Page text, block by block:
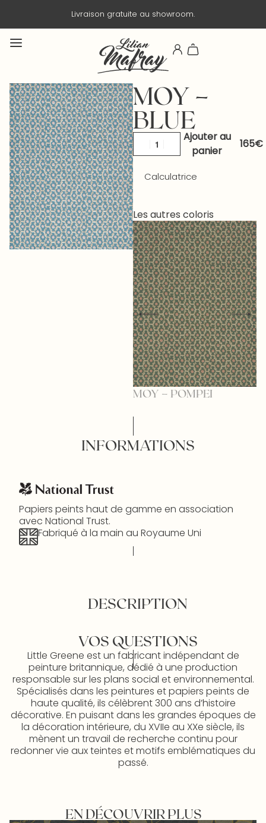
Livraison gratuite au showroom.
MOY –
BLUE
Ajouter au
panier
Calculatrice
Les autres coloris
MOY – POMPEI
INFORMATIONS
Papiers peints haut de gamme en association
avec National Trust.
Fabriqué à la main au Royaume Uni
DESCRIPTION
VOS QUESTIONS
Little Greene est un fabricant indépendant de
peinture britannique, dédié à une production
responsable sur les plans social et environnemental.
Spécialisés dans les peintures et papiers peints de
haute qualité, ils célèbrent 300 ans d’histoire
décorative. En puisant dans les grandes époques de
la décoration intérieure, du XVIIe au XXe siècle, ils
mènent un travail de recherche continu pour
redonner vie aux teintes et motifs emblématiques du
passé.
EN DÉCOUVRIR PLUS